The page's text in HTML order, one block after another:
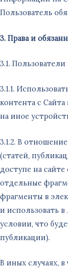
Пользователь
3. Права и
3.1.
3.1.1.
контента с
на иное
3.1.2. В
(статей,
доступе на
отдельные
фрагменты в
и использовать
условии, что
публикации).
В иных случаях,